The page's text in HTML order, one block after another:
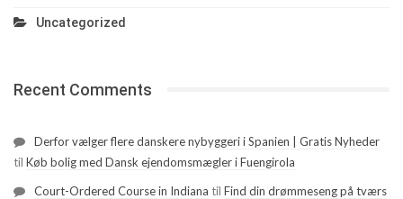
Uncategorized
Recent Comments
Derfor vælger flere danskere nybyggeri i Spanien | Gratis Nyheder
til Køb bolig med Dansk ejendomsmægler i Fuengirola
Court-Ordered Course in Indiana til Find din drømmeseng på tværs